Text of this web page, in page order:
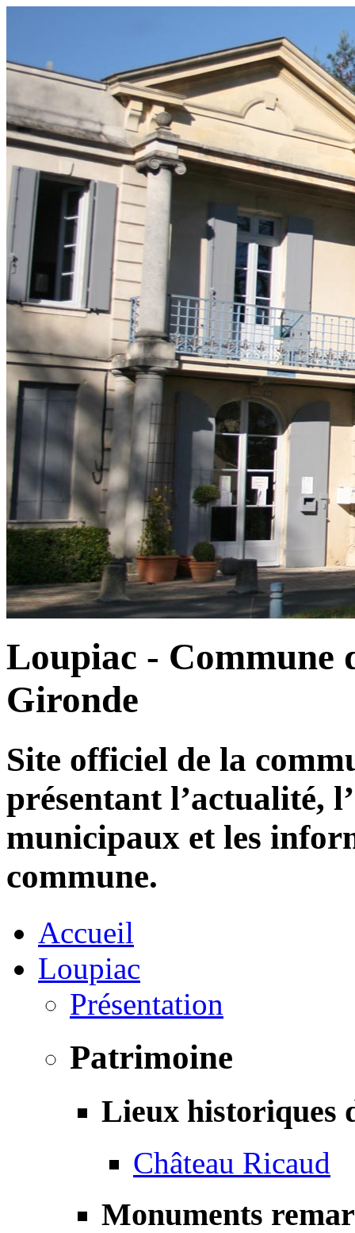
Loupiac - Commune
Gironde
Site officiel de la
présentant l’actualité,
municipaux et les
commune.
Accueil
Loupiac
Présentation
Patrimoine
Lieux historiques
Château Ricaud
Monuments